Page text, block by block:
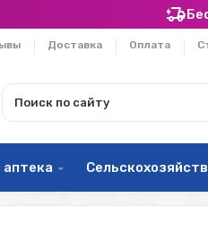
Доставка Оплата
аптека